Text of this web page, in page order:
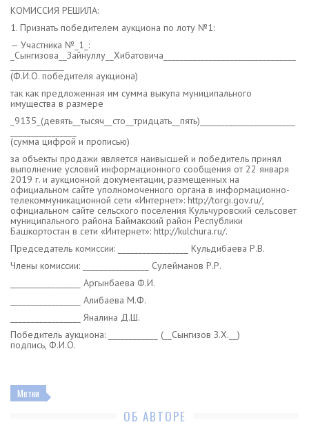
КОМИССИЯ РЕШИЛА:
1. Признать победителем аукциона по лоту №1:
— Участника №_1_:
_Сынгизова__Зайнуллу__Хибатовича________________________________
(Ф.И.О. победителя аукциона)
так как предложенная им сумма выкупа муниципального
имущества в размере
_9135_(девять__тысяч__сто__тридцать__пять)_______________________
(сумма цифрой и прописью)
за объекты продажи является наивысшей и победитель принял
выполнение условий информационного сообщения от 22 января
2019 г. и аукционной документации, размещенных на
официальном сайте уполномоченного органа в информационно-
телекоммуникационной сети «Интернет»: http://torgi.gov.ru/,
официальном сайте сельского поселения Кульчуровский сельсовет
муниципального района Баймакский район Республики
Башкортостан в сети «Интернет»: http://kulchura.ru/.
Председатель комиссии: _________________ Кульдибаева Р.В.
Члены комиссии: ________________ Сулейманов Р.Р.
_________________ Аргынбаева Ф.И.
_________________ Алибаева М.Ф.
_________________ Яналина Д.Ш.
Победитель аукциона: ____________ (__Сынгизов З.Х.__)
подпись, Ф.И.О.
Метки
ОБ АВТОРЕ